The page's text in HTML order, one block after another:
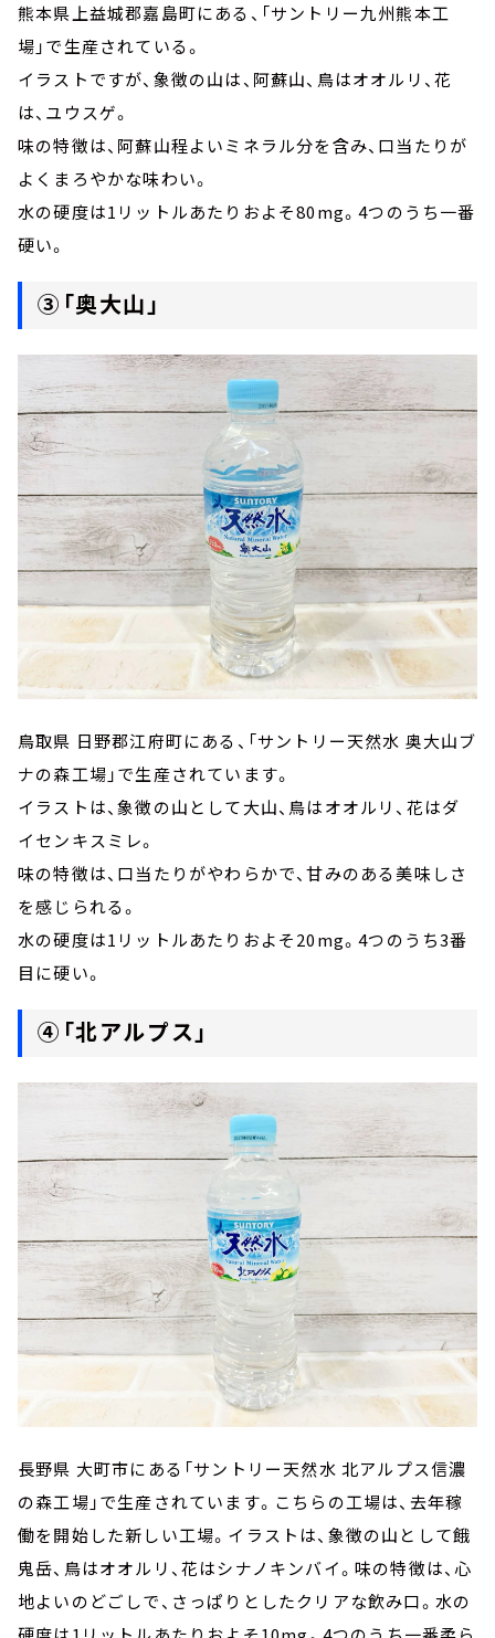
熊本県上益城郡嘉島町にある、「サントリー九州熊本工
場」で生産されている。
イラストですが、象徴の山は、阿蘇山、鳥はオオルリ、花
は、ユウスゲ。
味の特徴は、阿蘇山程よいミネラル分を含み、口当たりが
よくまろやかな味わい。
水の硬度は1リットルあたりおよそ80mg。4つのうち一番
硬い。
③「奥大山」
鳥取県 日野郡江府町にある、「サントリー天然水 奥大山ブ
ナの森工場」で生産されています。
イラストは、象徴の山として大山、鳥はオオルリ、花はダ
イセンキスミレ。
味の特徴は、口当たりがやわらかで、甘みのある美味しさ
を感じられる。
水の硬度は1リットルあたりおよそ20mg。4つのうち3番
目に硬い。
④「北アルプス」
長野県 大町市にある「サントリー天然水 北アルプス信濃
の森工場」で生産されています。こちらの工場は、去年稼
働を開始した新しい工場。イラストは、象徴の山として餓
鬼岳、鳥はオオルリ、花はシナノキンバイ。味の特徴は、心
地よいのどごしで、さっぱりとしたクリアな飲み口。水の